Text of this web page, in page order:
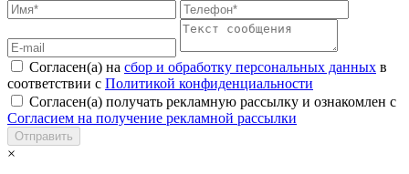
Согласен(а) на сбор и обработку персональных данных в
соответствии с Политикой конфиденциальности
Согласен(а) получать рекламную рассылку и ознакомлен с
Согласием на получение рекламной рассылки
Отправить
×